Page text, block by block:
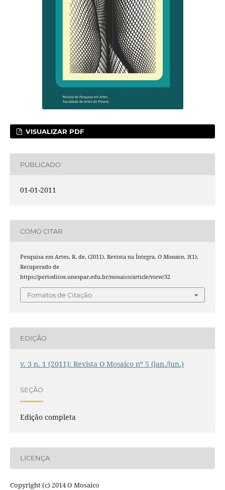
VISUALIZAR PDF
PUBLICADO
01-01-2011
COMO CITAR
Pesquisa em Artes, R. de. (2011). Revista na Íntegra. O Mosaico, 3(1).
Recuperado de
https://periodicos.unespar.edu.br/mosaico/article/view/32
Fomatos de Citação
EDIÇÃO
v. 3 n. 1 (2011): Revista O Mosaico nº 5 (jan./jun.)
SEÇÃO
Edição completa
LICENÇA
Copyright (c) 2014 O Mosaico